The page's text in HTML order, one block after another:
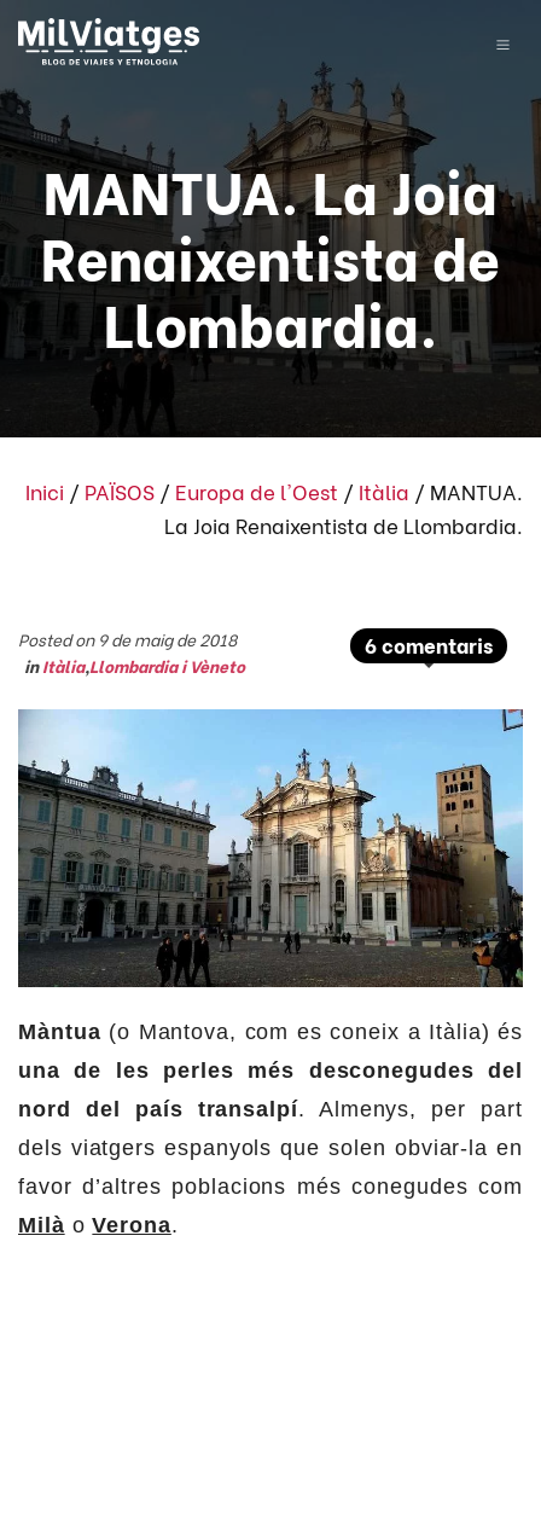
MANTUA. La Joia
Renaixentista de
Llombardia.
Inici / PAÏSOS / Europa de l'Oest / Itàlia / MANTUA.
La Joia Renaixentista de Llombardia.
6 comentaris
Posted on 9 de maig de 2018
inItàlia,Llombardia i Vèneto
Màntua (o Mantova, com es coneix a Itàlia) és
una de les perles més desconegudes del
nord del país transalpí. Almenys, per part
dels viatgers espanyols que solen obviar-la en
favor d’altres poblacions més conegudes com
Milà oVerona.